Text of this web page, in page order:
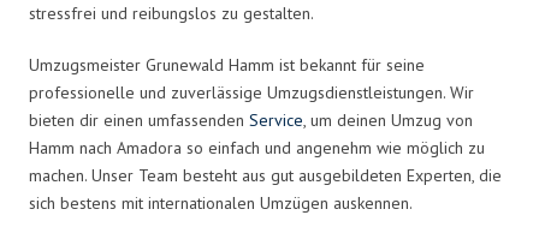
stressfrei und reibungslos zu gestalten.
Umzugsmeister Grunewald Hamm ist bekannt für seine
professionelle und zuverlässige Umzugsdienstleistungen. Wir
bieten dir einen umfassenden Service, um deinen Umzug von
Hamm nach Amadora so einfach und angenehm wie möglich zu
machen. Unser Team besteht aus gut ausgebildeten Experten, die
sich bestens mit internationalen Umzügen auskennen.